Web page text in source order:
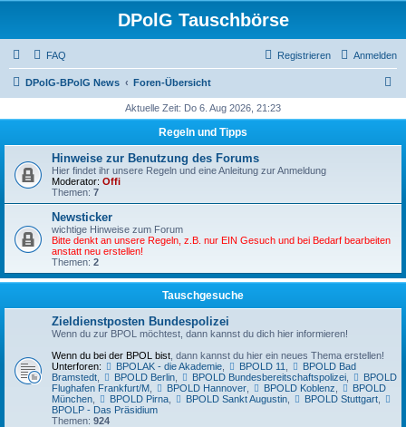
DPolG Tauschbörse
FAQ Anmelden
Registrieren
DPolG-BPolG News Foren-Übersicht
h
Aktuelle Zeit: Do 6. Aug 2026, 21:23
Regeln und Tipps
Hinweise zur Benutzung des Forums
Hier findet ihr unsere Regeln und eine Anleitung zur Anmeldung
Moderator: Offi
Themen: 7
Newsticker
wichtige Hinweise zum Forum
Bitte denkt an unsere Regeln, z.B. nur EIN Gesuch und bei Bedarf bearbeiten
anstatt neu erstellen!
Themen: 2
Tauschgesuche
Zieldienstposten Bundespolizei
Wenn du zur BPOL möchtest, dann kannst du dich hier informieren!
Wenn du bei der BPOL bist , dann kannst du hier ein neues Thema erstellen!
Unterforen:
BPOLAK - die Akademie, BPOLD 11
BPOLD Bad
Bramstedt
BPOLD Berlin, BPOLD Bundesbereitschaftspolizei,
BPOLD
Flughafen Frankfurt/M
BPOLD Hannover, BPOLD Koblenz
BPOLD
München
BPOLD Pirna, BPOLD Sankt Augustin, BPOLD Stuttgart,
BPOLP - Das Präsidium
Themen: 924